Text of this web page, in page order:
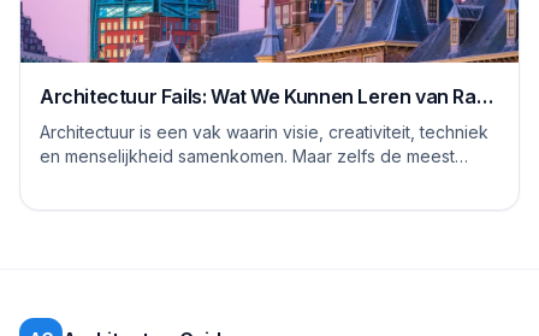
Architectuur Fails: Wat We Kunnen Leren van Rare
Ontwerpen
Architectuur is een vak waarin visie, creativiteit, techniek
en menselijkheid samenkomen. Maar zelfs de meest